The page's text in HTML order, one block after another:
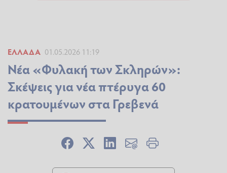
ΕΛΛΆΔΑ 01.05.2026 11:19
Νέα «Φυλακή των Σκληρών»:
Σκέψεις για νέα πτέρυγα 60
κρατουμένων στα Γρεβενά